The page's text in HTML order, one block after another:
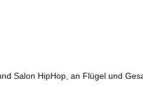
Salon HipHop, an Flügel und